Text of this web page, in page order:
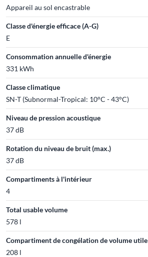
Appareil au sol encastrable
Classe d'énergie efficace (A-G)
E
Consommation annuelle d'énergie
331 kWh
Classe climatique
SN-T (Subnormal-Tropical: 10°C - 43°C)
Niveau de pression acoustique
37 dB
Rotation du niveau de bruit (max.)
37 dB
Compartiments à l'intérieur
4
Total usable volume
578 l
Compartiment de congélation de volume utile
208 l